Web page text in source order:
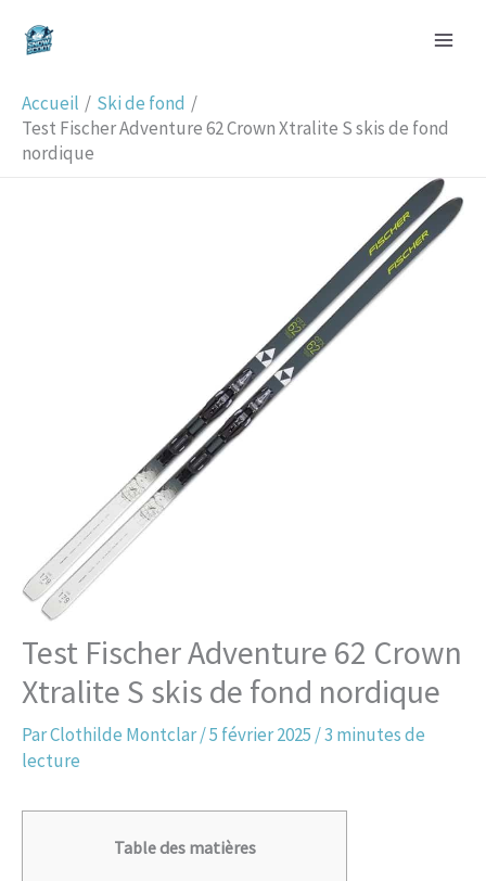
Accueil
Ski de fond
Test Fischer Adventure 62 Crown Xtralite S skis de fond
nordique
Test Fischer Adventure 62 Crown
Xtralite S skis de fond nordique
ParClothilde Montclar/5 février 2025 /3 minutes de
lecture
Table des matières
e
c
h
e